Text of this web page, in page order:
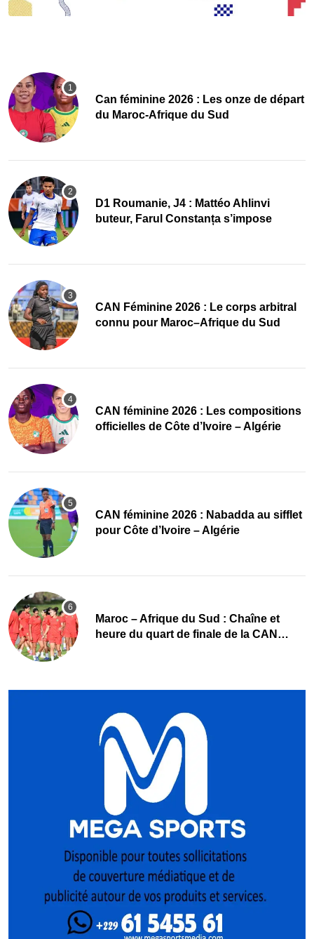
‎Can féminine 2026 : Les onze de départ
du Maroc-Afrique du Sud
D1 Roumanie, J4 : Mattéo Ahlinvi
buteur, Farul Constanța s’impose
‎CAN Féminine 2026 : Le corps arbitral
connu pour Maroc–Afrique du Sud
‎CAN féminine 2026 : Les compositions
officielles de Côte d’Ivoire – Algérie
‎CAN féminine 2026 : Nabadda au sifflet
pour Côte d’Ivoire – Algérie
Maroc – Afrique du Sud : Chaîne et
heure du quart de finale de la CAN